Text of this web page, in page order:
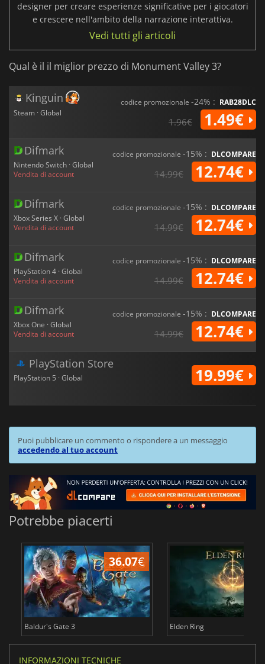
designer per creare esperienze significative per i giocatori
e crescere nell'ambito della narrazione interattiva.
Vedi tutti gli articoli
Qual è il il miglior prezzo di Monument Valley 3?
Kinguin
Steam · Global
codice promozionale -24% : RAB28DLC
1.96€ 1.49€
Difmark
Nintendo Switch · Global
Vendita di account
codice promozionale -15% : DLCOMPARE
14.99€ 12.74€
Difmark
Xbox Series X · Global
Vendita di account
codice promozionale -15% : DLCOMPARE
14.99€ 12.74€
Difmark
PlayStation 4 · Global
Vendita di account
codice promozionale -15% : DLCOMPARE
14.99€ 12.74€
Difmark
Xbox One · Global
Vendita di account
codice promozionale -15% : DLCOMPARE
14.99€ 12.74€
PlayStation Store
PlayStation 5 · Global 19.99€
Puoi pubblicare un commento o rispondere a un messaggio
accedendo al tuo account
Potrebbe piacerti
36.07€
Baldur's Gate 3 Elden Ring
INFORMAZIONI TECNICHE